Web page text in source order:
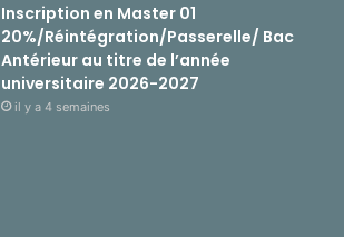
Inscription en Master 01
20%/Réintégration/Passerelle/ Bac
Antérieur au titre de l’année
universitaire 2026-2027
il y a 4 semaines